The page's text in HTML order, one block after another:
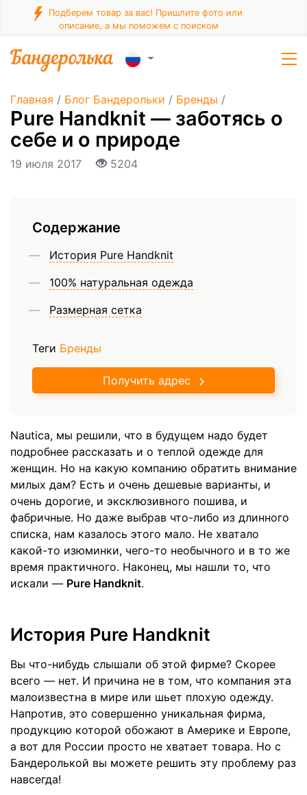
Подберем товар за вас! Пришлите фото или
описание, а мы поможем с поиском
Главная / Блог Бандерольки / Бренды /
Pure Handknit — заботясь о
себе и о природе
19 июля 2017 5204
Содержание
История Pure Handknit
100% натуральная одежда
Размерная сетка
Теги Бренды
Получить адрес
Nautica, мы решили, что в будущем надо будет
подробнее рассказать и о теплой одежде для
женщин. Но на какую компанию обратить внимание
милых дам? Есть и очень дешевые варианты, и
очень дорогие, и эксклюзивного пошива, и
фабричные. Но даже выбрав что-либо из длинного
списка, нам казалось этого мало. Не хватало
какой-то изюминки, чего-то необычного и в то же
время практичного. Наконец, мы нашли то, что
искали — Pure Handknit.
История Pure Handknit
Вы что-нибудь слышали об этой фирме? Скорее
всего — нет. И причина не в том, что компания эта
малоизвестна в мире или шьет плохую одежду.
Напротив, это совершенно уникальная фирма,
продукцию которой обожают в Америке и Европе,
а вот для России просто не хватает товара. Но с
Бандеролькой вы можете решить эту проблему раз
навсегда!